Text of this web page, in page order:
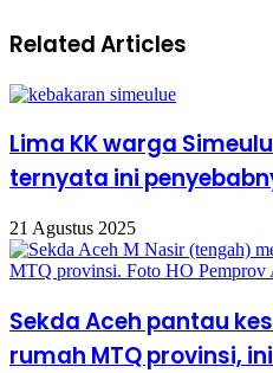
Related Articles
Lima KK warga
ternyata ini
21 Agustus 2025
Sekda Aceh pantau
rumah MTQ provinsi,